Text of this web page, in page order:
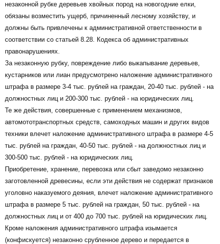
незаконной рубке деревьев хвойных пород на новогодние елки,
обязаны возместить ущерб, причиненный лесному хозяйству, и
должны быть привлечены к административной ответственности в
соответствии со статьей 8.28. Кодекса об административных
правонарушениях.
За незаконную рубку, повреждение либо выкапывание деревьев,
кустарников или лиан предусмотрено наложение административного
штрафа в размере 3-4 тыс. рублей на граждан, 20-40 тыс. рублей - на
должностных лиц и 200-300 тыс. рублей - на юридических лиц.
Те же действия, совершенные с применением механизмов,
автомототранспортных средств, самоходных машин и других видов
техники влечет наложение административного штрафа в размере 4-5
тыс. рублей на граждан, 40-50 тыс. рублей - на должностных лиц и
300-500 тыс. рублей - на юридических лиц.
Приобретение, хранение, перевозка или сбыт заведомо незаконно
заготовленной древесины, если эти действия не содержат признаков
уголовно наказуемого деяния, влечет наложение административного
штрафа в размере 5 тыс. рублей на граждан, 50 тыс. рублей - на
должностных лиц и от 400 до 700 тыс. рублей на юридических лиц.
Кроме наложения административного штрафа изымается
(конфискуется) незаконно срубленное дерево и передается в